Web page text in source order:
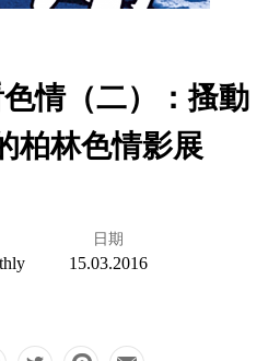
情（二）：搔動
柏林色情影展
日期
15.03.2016